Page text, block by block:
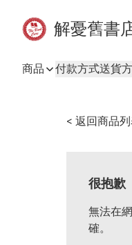
解憂舊書
商品 付款方式送貨
< 返回商品
很抱歉
無法在
確。